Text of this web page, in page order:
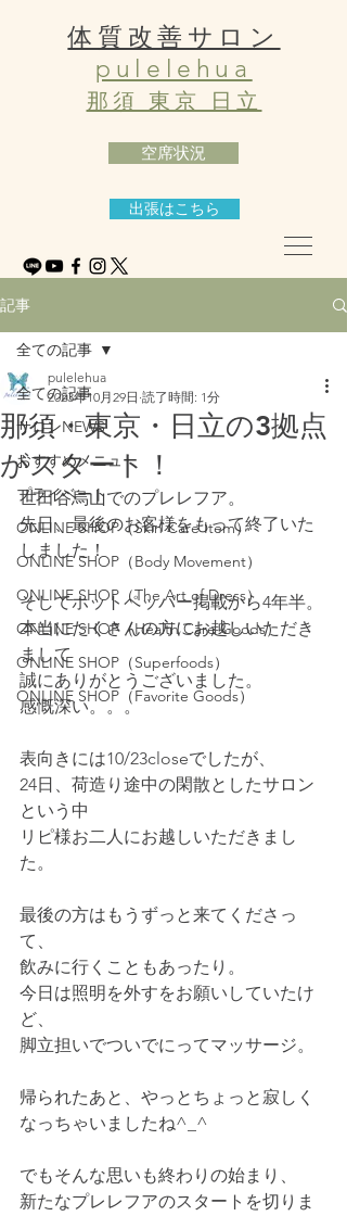
体質改善サロン
pulelehua
那須 東京 日立
空席状況
出張はこちら
記事
全ての記事
サロンNEWS
おすすめメニュー
プライベート
ONLINE SHOP（Skin Care Item）
ONLINE SHOP（Body Movement）
ONLINE SHOP（The Art of Dress）
ONLINE SHOP（Health Care Goods）
ONLINE SHOP（Superfoods）
ONLINE SHOP（Favorite Goods）
全ての記事
那須・東京・日立の3拠点
がスタート！
pulelehua
2023年10月29日 読了時間: 1分
世田谷烏山でのプレレフア。
先日、最後のお客様をもって終了いた
しました！
そしてホットペッパー掲載から4年半。
本当にたくさんの方にお越しいただき
まして
誠にありがとうございました。
感慨深い。。。
表向きには10/23closeでしたが、
24日、荷造り途中の閑散としたサロン
という中
リピ様お二人にお越しいただきまし
た。
最後の方はもうずっと来てくださっ
て、
飲みに行くこともあったり。
今日は照明を外すをお願いしていたけ
ど、
脚立担いでついでにってマッサージ。
帰られたあと、やっとちょっと寂しく
なっちゃいましたね^_^
でもそんな思いも終わりの始まり、
新たなプレレフアのスタートを切りま